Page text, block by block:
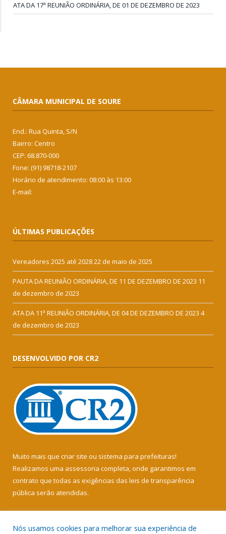
ATA DA 17ª REUNIÃO ORDINÁRIA, DE 01 DE DEZEMBRO DE 2023
CÂMARA MUNICIPAL DE SOURE
End.: Rua Quinta, S/N
Bairro: Centro
CEP: 68.870-000
Fone: (91) 98718-2107
Horário de atendimento: 08:00 às 13:00
E-mail:
ÚLTIMAS PUBLICAÇÕES
Vereadores 2025 até 202822 de maio de 2025
PAUTA DA REUNIÃO ORDINÁRIA, DE 11 DE DEZEMBRO DE 2023 11
de dezembro de 2023
ATA DA 11ª REUNIÃO ORDINÁRIA, DE 04 DE DEZEMBRO DE 2023 4
de dezembro de 2023
DESENVOLVIDO POR CR2
Muito mais que criar site ou sistema para prefeituras!
Realizamos uma assessoria completa, onde garantimos em
contrato que todas as exigências das leis de transparência
pública serão atendidas.
Nós usamos cookies para melhorar sua experiência de